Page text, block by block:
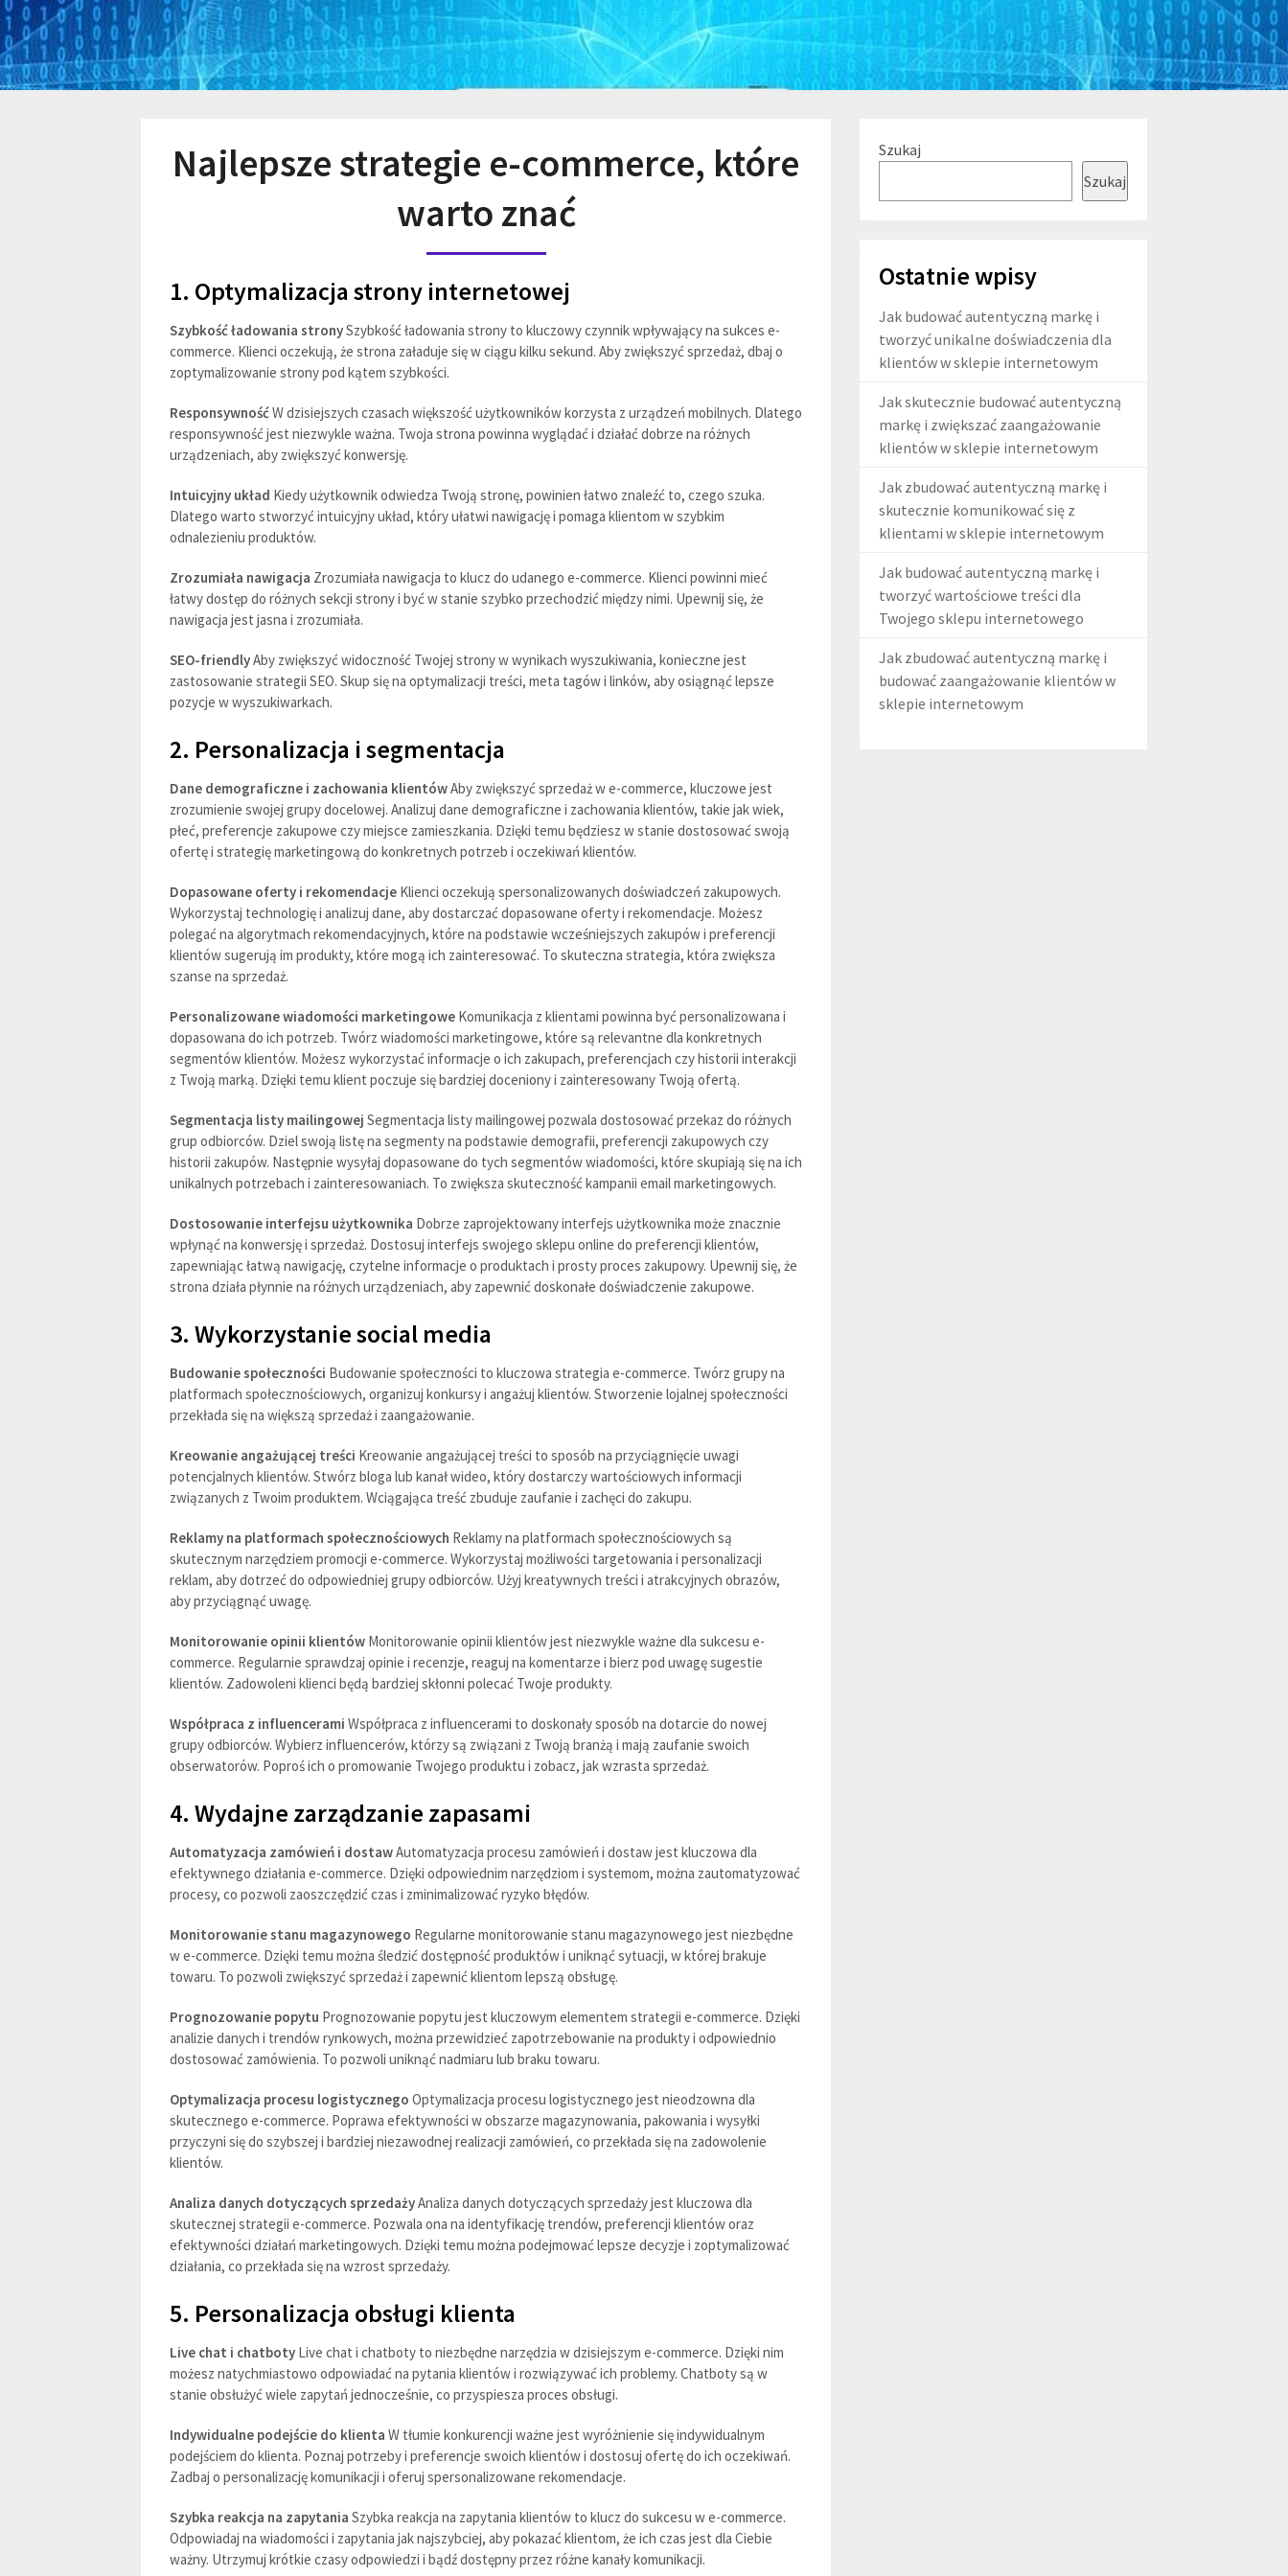
Najlepsze strategie e-commerce, które
warto znać
1. Optymalizacja strony internetowej
Szybkość ładowania stronySzybkość ładowania strony to kluczowy czynnik wpływający na sukces e-
commerce. Klienci oczekują, że strona załaduje się w ciągu kilku sekund. Aby zwiększyć sprzedaż, dbaj o
zoptymalizowanie strony pod kątem szybkości.
ResponsywnośćW dzisiejszych czasach większość użytkowników korzysta z urządzeń mobilnych. Dlatego
responsywność jest niezwykle ważna. Twoja strona powinna wyglądać i działać dobrze na różnych
urządzeniach, aby zwiększyć konwersję.
Intuicyjny układ Kiedy użytkownik odwiedza Twoją stronę, powinien łatwo znaleźć to, czego szuka.
Dlatego warto stworzyć intuicyjny układ, który ułatwi nawigację i pomaga klientom w szybkim
odnalezieniu produktów.
Zrozumiała nawigacja Zrozumiała nawigacja to klucz do udanego e-commerce. Klienci powinni mieć
łatwy dostęp do różnych sekcji strony i być w stanie szybko przechodzić między nimi. Upewnij się, że
nawigacja jest jasna i zrozumiała.
SEO-friendlyAby zwiększyć widoczność Twojej strony w wynikach wyszukiwania, konieczne jest
zastosowanie strategii SEO. Skup się na optymalizacji treści, meta tagów i linków, aby osiągnąć lepsze
pozycje w wyszukiwarkach.
2. Personalizacja i segmentacja
Dane demograficzne i zachowania klientówAby zwiększyć sprzedaż w e-commerce, kluczowe jest
zrozumienie swojej grupy docelowej. Analizuj dane demograficzne i zachowania klientów, takie jak wiek,
płeć, preferencje zakupowe czy miejsce zamieszkania. Dzięki temu będziesz w stanie dostosować swoją
ofertę i strategię marketingową do konkretnych potrzeb i oczekiwań klientów.
Dopasowane oferty i rekomendacje Klienci oczekują spersonalizowanych doświadczeń zakupowych.
Wykorzystaj technologię i analizuj dane, aby dostarczać dopasowane oferty i rekomendacje. Możesz
polegać na algorytmach rekomendacyjnych, które na podstawie wcześniejszych zakupów i preferencji
klientów sugerują im produkty, które mogą ich zainteresować. To skuteczna strategia, która zwiększa
szanse na sprzedaż.
Personalizowane wiadomości marketingowe Komunikacja z klientami powinna być personalizowana i
dopasowana do ich potrzeb. Twórz wiadomości marketingowe, które są relevantne dla konkretnych
segmentów klientów. Możesz wykorzystać informacje o ich zakupach, preferencjach czy historii interakcji
z Twoją marką. Dzięki temu klient poczuje się bardziej doceniony i zainteresowany Twoją ofertą.
Segmentacja listy mailingowej Segmentacja listy mailingowej pozwala dostosować przekaz do różnych
grup odbiorców. Dziel swoją listę na segmenty na podstawie demografii, preferencji zakupowych czy
historii zakupów. Następnie wysyłaj dopasowane do tych segmentów wiadomości, które skupiają się na ich
unikalnych potrzebach i zainteresowaniach. To zwiększa skuteczność kampanii email marketingowych.
Dostosowanie interfejsu użytkownika Dobrze zaprojektowany interfejs użytkownika może znacznie
wpłynąć na konwersję i sprzedaż. Dostosuj interfejs swojego sklepu online do preferencji klientów,
zapewniając łatwą nawigację, czytelne informacje o produktach i prosty proces zakupowy. Upewnij się, że
strona działa płynnie na różnych urządzeniach, aby zapewnić doskonałe doświadczenie zakupowe.
3. Wykorzystanie social media
Budowanie społeczności Budowanie społeczności to kluczowa strategia e-commerce. Twórz grupy na
platformach społecznościowych, organizuj konkursy i angażuj klientów. Stworzenie lojalnej społeczności
przekłada się na większą sprzedaż i zaangażowanie.
Kreowanie angażującej treści Kreowanie angażującej treści to sposób na przyciągnięcie uwagi
potencjalnych klientów. Stwórz bloga lub kanał wideo, który dostarczy wartościowych informacji
związanych z Twoim produktem. Wciągająca treść zbuduje zaufanie i zachęci do zakupu.
Reklamy na platformach społecznościowych Reklamy na platformach społecznościowych są
skutecznym narzędziem promocji e-commerce. Wykorzystaj możliwości targetowania i personalizacji
reklam, aby dotrzeć do odpowiedniej grupy odbiorców. Użyj kreatywnych treści i atrakcyjnych obrazów,
aby przyciągnąć uwagę.
Monitorowanie opinii klientów Monitorowanie opinii klientów jest niezwykle ważne dla sukcesu e-
commerce. Regularnie sprawdzaj opinie i recenzje, reaguj na komentarze i bierz pod uwagę sugestie
klientów. Zadowoleni klienci będą bardziej skłonni polecać Twoje produkty.
Współpraca z influencerami Współpraca z influencerami to doskonały sposób na dotarcie do nowej
grupy odbiorców. Wybierz influencerów, którzy są związani z Twoją branżą i mają zaufanie swoich
obserwatorów. Poproś ich o promowanie Twojego produktu i zobacz, jak wzrasta sprzedaż.
4. Wydajne zarządzanie zapasami
Automatyzacja zamówień i dostawAutomatyzacja procesu zamówień i dostaw jest kluczowa dla
efektywnego działania e-commerce. Dzięki odpowiednim narzędziom i systemom, można zautomatyzować
procesy, co pozwoli zaoszczędzić czas i zminimalizować ryzyko błędów.
Monitorowanie stanu magazynowego Regularne monitorowanie stanu magazynowego jest niezbędne
w e-commerce. Dzięki temu można śledzić dostępność produktów i uniknąć sytuacji, w której brakuje
towaru. To pozwoli zwiększyć sprzedaż i zapewnić klientom lepszą obsługę.
Prognozowanie popytu Prognozowanie popytu jest kluczowym elementem strategii e-commerce. Dzięki
analizie danych i trendów rynkowych, można przewidzieć zapotrzebowanie na produkty i odpowiednio
dostosować zamówienia. To pozwoli uniknąć nadmiaru lub braku towaru.
Optymalizacja procesu logistycznego Optymalizacja procesu logistycznego jest nieodzowna dla
skutecznego e-commerce. Poprawa efektywności w obszarze magazynowania, pakowania i wysyłki
przyczyni się do szybszej i bardziej niezawodnej realizacji zamówień, co przekłada się na zadowolenie
klientów.
Analiza danych dotyczących sprzedażyAnaliza danych dotyczących sprzedaży jest kluczowa dla
skutecznej strategii e-commerce. Pozwala ona na identyfikację trendów, preferencji klientów oraz
efektywności działań marketingowych. Dzięki temu można podejmować lepsze decyzje i zoptymalizować
działania, co przekłada się na wzrost sprzedaży.
5. Personalizacja obsługi klienta
Live chat i chatboty Live chat i chatboty to niezbędne narzędzia w dzisiejszym e-commerce. Dzięki nim
możesz natychmiastowo odpowiadać na pytania klientów i rozwiązywać ich problemy. Chatboty są w
stanie obsłużyć wiele zapytań jednocześnie, co przyspiesza proces obsługi.
Indywidualne podejście do klienta W tłumie konkurencji ważne jest wyróżnienie się indywidualnym
podejściem do klienta. Poznaj potrzeby i preferencje swoich klientów i dostosuj ofertę do ich oczekiwań.
Zadbaj o personalizację komunikacji i oferuj spersonalizowane rekomendacje.
Szybka reakcja na zapytania Szybka reakcja na zapytania klientów to klucz do sukcesu w e-commerce.
Odpowiadaj na wiadomości i zapytania jak najszybciej, aby pokazać klientom, że ich czas jest dla Ciebie
ważny. Utrzymuj krótkie czasy odpowiedzi i bądź dostępny przez różne kanały komunikacji.
Szukaj
Szukaj
Ostatnie wpisy
Jak budować autentyczną markę i
tworzyć unikalne doświadczenia dla
klientów w sklepie internetowym
Jak skutecznie budować autentyczną
markę i zwiększać zaangażowanie
klientów w sklepie internetowym
Jak zbudować autentyczną markę i
skutecznie komunikować się z
klientami w sklepie internetowym
Jak budować autentyczną markę i
tworzyć wartościowe treści dla
Twojego sklepu internetowego
Jak zbudować autentyczną markę i
budować zaangażowanie klientów w
sklepie internetowym